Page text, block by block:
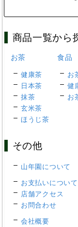
商品一覧から
お茶
健康茶
日本茶
抹茶
玄米茶
ほうじ茶
食品
お
健
お
その他
山年園について
お支払いについて
店舗アクセス
お問合わせ
会社概要